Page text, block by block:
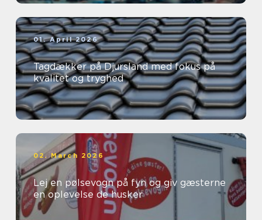
01. April 2026
Tagdækker på Djursland med fokus på
kvalitet og tryghed
02. March 2026
Lej en pølsevogn på fyn og giv gæsterne
en oplevelse de husker